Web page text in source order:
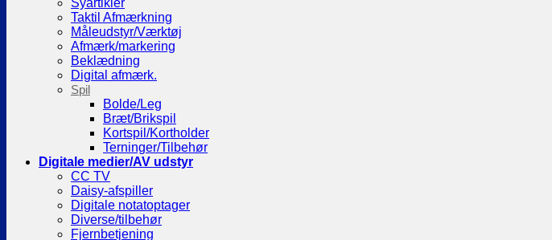
Syartikler
Taktil Afmærkning
Måleudstyr/Værktøj
Afmærk/markering
Beklædning
Digital afmærk.
Spil
Bolde/Leg
Bræt/Brikspil
Kortspil/Kortholder
Terninger/Tilbehør
Digitale medier/AV udstyr
CC TV
Daisy-afspiller
Digitale notatoptager
Diverse/tilbehør
Fjernbetjening